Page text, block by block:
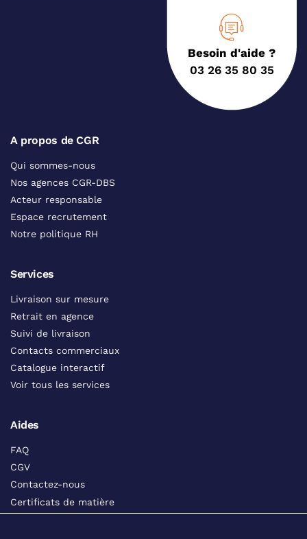
Besoin d'aide ?
03 26 35 80 35
A propos de CGR
Qui sommes-nous
Nos agences CGR-DBS
Acteur responsable
Espace recrutement
Notre politique RH
Services
Livraison sur mesure
Retrait en agence
Suivi de livraison
Contacts commerciaux
Catalogue interactif
Voir tous les services
Aides
FAQ
CGV
Contactez-nous
Certificats de matière